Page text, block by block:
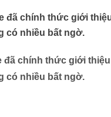
đã chính thức giới
có nhiều bất ngờ.
đã chính thức giới
có nhiều bất ngờ.